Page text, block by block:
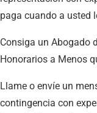
paga cuando a usted
Consiga un Abogado
Honorarios a Menos
Llame o envíe un
contingencia con